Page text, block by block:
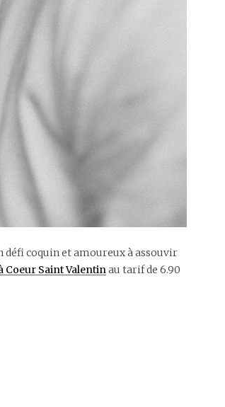
défi coquin et amoureux à assouvir
Coeur Saint Valentin au tarif de 6.90